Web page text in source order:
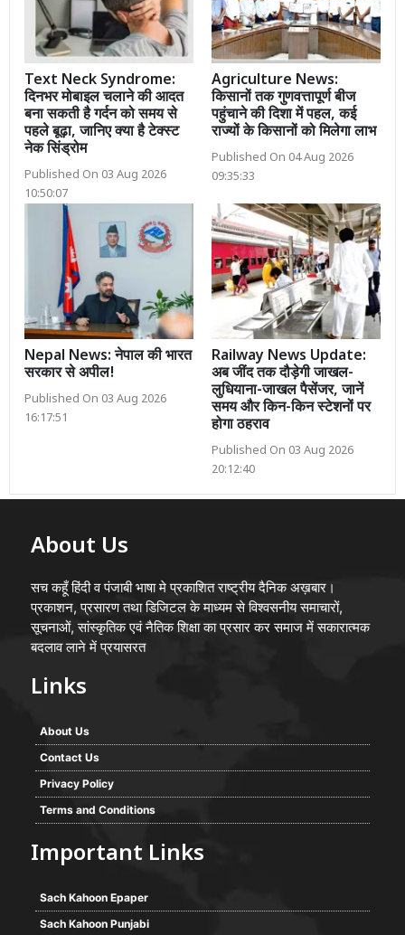
Text Neck Syndrome:
दिनभर मोबाइल चलाने की आदत
बना सकती है गर्दन को समय से
पहले बूढ़ा, जानिए क्या है टेक्स्ट
नेक सिंड्रोम
Published On 03 Aug 2026
10:50:07
Agriculture News:
किसानों तक गुणवत्तापूर्ण बीज
पहुंचाने की दिशा में पहल, कई
राज्यों के किसानों को मिलेगा लाभ
Published On 04 Aug 2026
09:35:33
Nepal News: नेपाल की भारत
सरकार से अपील!
Published On 03 Aug 2026
16:17:51
Railway News Update:
अब जींद तक दौड़ेगी जाखल-
लुधियाना-जाखल पैसेंजर, जानें
समय और किन-किन स्टेशनों पर
होगा ठहराव
Published On 03 Aug 2026
20:12:40
About Us
सच कहूँ हिंदी व पंजाबी भाषा मे प्रकाशित राष्ट्रीय दैनिक अख़बार।
प्रकाशन, प्रसारण तथा डिजिटल के माध्यम से विश्वसनीय समाचारों,
सूचनाओं, सांस्कृतिक एवं नैतिक शिक्षा का प्रसार कर समाज में सकारात्मक
बदलाव लाने में प्रयासरत
Links
About Us
Contact Us
Privacy Policy
Terms and Conditions
Important Links
Sach Kahoon Epaper
Sach Kahoon Punjabi